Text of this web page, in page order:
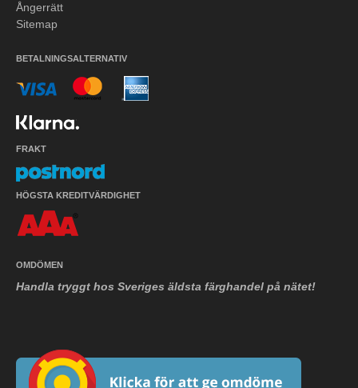
Ångerrätt
Sitemap
BETALNINGSALTERNATIV
FRAKT
HÖGSTA KREDITVÄRDIGHET
OMDÖMEN
Handla tryggt hos Sveriges äldsta färghandel på nätet!